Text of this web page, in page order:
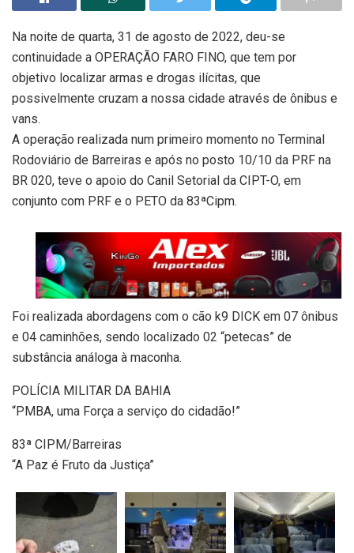
Na noite de quarta, 31 de agosto de 2022, deu-se
continuidade a OPERAÇÃO FARO FINO, que tem por
objetivo localizar armas e drogas ilícitas, que
possivelmente cruzam a nossa cidade através de ônibus e
vans.
A operação realizada num primeiro momento no Terminal
Rodoviário de Barreiras e após no posto 10/10 da PRF na
BR 020, teve o apoio do Canil Setorial da CIPT-O, em
conjunto com PRF e o PETO da 83ªCipm.
Foi realizada abordagens com o cão k9 DICK em 07 ônibus
e 04 caminhões, sendo localizado 02 “petecas” de
substância análoga à maconha.
POLÍCIA MILITAR DA BAHIA
“PMBA, uma Força a serviço do cidadão!”
83ª CIPM/Barreiras
“A Paz é Fruto da Justiça”